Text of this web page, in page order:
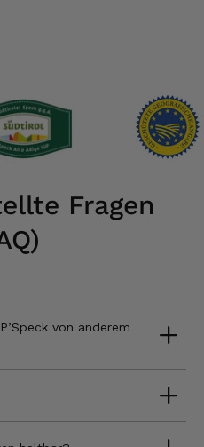
Fragen
von anderem